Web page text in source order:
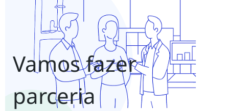
Vamos fazer
parceria